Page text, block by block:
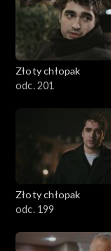
Złoty chłopak
odc. 201
Złoty chłopak
odc. 199